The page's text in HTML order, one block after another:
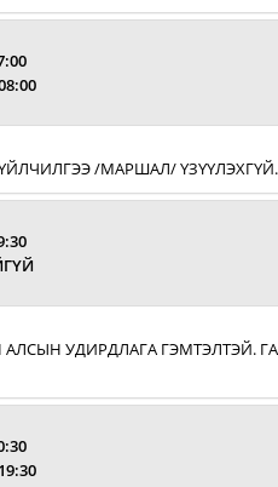
/МАРШАЛ/ ҮЗҮҮЛЭХГҮЙ.
УДИРДЛАГА ГЭМТЭЛТЭЙ.